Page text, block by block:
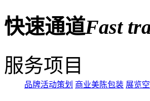
快速通道Fast
服务项目
品牌活动策划 商业美陈包装 展览